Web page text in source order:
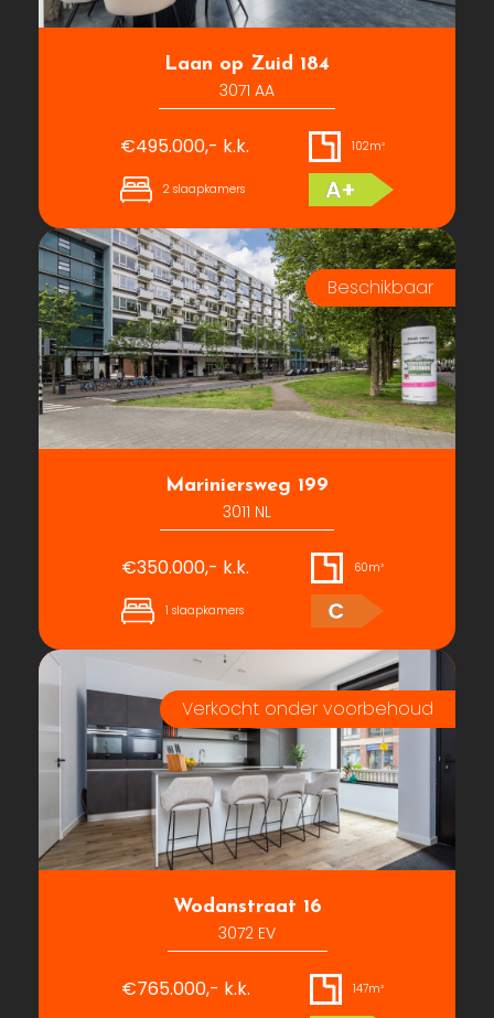
Laan op Zuid 184
3071 AA
€495.000,- k.k. 102m²
2 slaapkamers A+
Mariniersweg 199
3011 NL
€350.000,- k.k. 60m²
1 slaapkamers C
Wodanstraat 16
3072 EV
€765.000,- k.k. 147m²